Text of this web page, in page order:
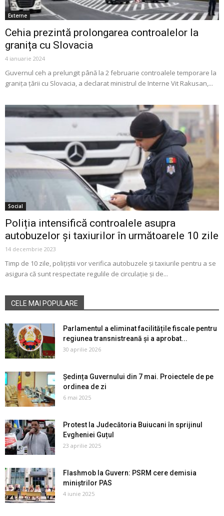
Externe
Cehia prezintă prolongarea controalelor la
granița cu Slovacia
4 ianuarie 2024
Guvernul ceh a prelungit până la 2 februarie controalele temporare la
graniţa ţării cu Slovacia, a declarat ministrul de Interne Vit Rakusan,...
Social
Poliția intensifică controalele asupra
autobuzelor și taxiurilor în următoarele 10 zile
14 decembrie 2023
Timp de 10 zile, polițiștii vor verifica autobuzele și taxiurile pentru a se
asigura că sunt respectate regulile de circulație și de...
CELE MAI POPULARE
Parlamentul a eliminat facilitățile fiscale pentru
regiunea transnistreană și a aprobat...
30 aprilie 2026
Ședința Guvernului din 7 mai. Proiectele de pe
ordinea de zi
6 mai 2025
Protest la Judecătoria Buiucani în sprijinul
Evgheniei Guțul
23 aprilie 2025
Flashmob la Guvern: PSRM cere demisia
miniștrilor PAS
4 iunie 2025